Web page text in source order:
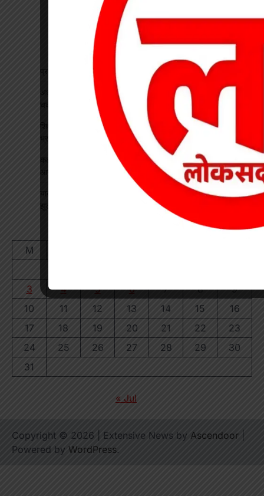
प्रधान पाठक पर हमला, स्कूल का चपरासी गिरफ्तार
अधीक्षिका को हटाने की मांग पर छात्राओं का फूटा गुस्सा, NH-130 पर
चक्काजाम से घंटों थमा यातायात
शिक्षक बने कलेक्टर: कक्षा में पढ़ाया भौतिकी, 100% रिजल्ट पर इसरो
कटघोरा थाना के आरक्षक प्रदीप राठौर एवं रामधन पटेल रिश्वतखोरी के
यादव समाज महिला संगठन ने जिला अध्यक्ष का किया भव्य स्वागत, सावन
M
3
4 5 6 7 8
9
10
11 12 13 14 15
16
17
18 19 20 21 22
23
24
25 26 27 28 29
30
31
« Jul
Copyright © 2026 | Extensive News by Ascendoor
Powered by WordPress.